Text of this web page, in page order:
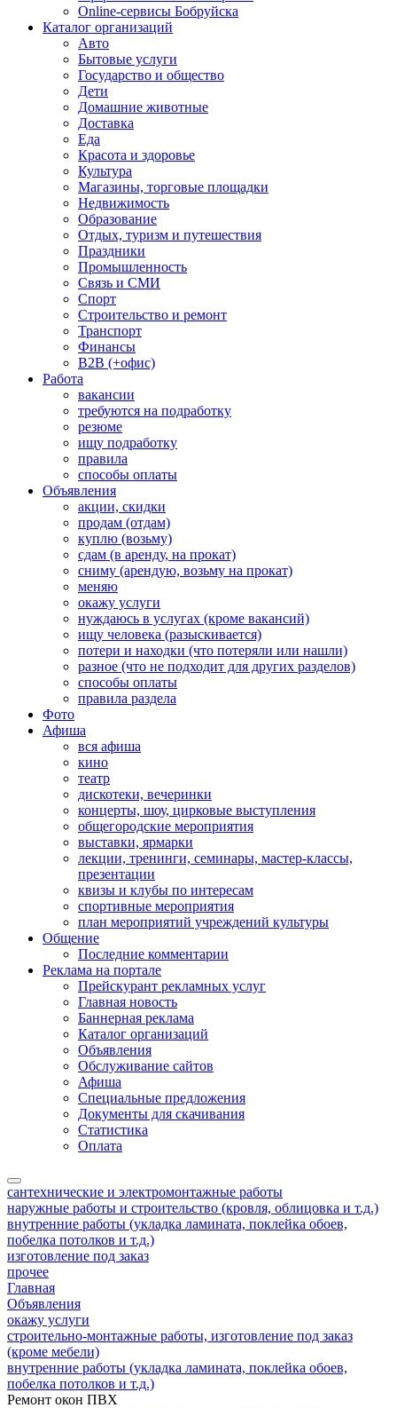
Online-сервисы Бобруйска
Каталог организаций
Авто
Бытовые услуги
Государство и общество
Дети
Домашние животные
Доставка
Еда
Красота и здоровье
Культура
Магазины, торговые площадки
Недвижимость
Образование
Отдых, туризм и путешествия
Праздники
Промышленность
Связь и СМИ
Спорт
Строительство и ремонт
Транспорт
Финансы
B2B (+офис)
Работа
вакансии
требуются на подработку
резюме
ищу подработку
правила
способы оплаты
Объявления
акции, скидки
продам (отдам)
куплю (возьму)
сдам (в аренду, на прокат)
сниму (арендую, возьму на прокат)
меняю
окажу услуги
нуждаюсь в услугах (кроме вакансий)
ищу человека (разыскивается)
потери и находки (что потеряли или нашли)
разное (что не подходит для других разделов)
способы оплаты
правила раздела
Фото
Афиша
вся афиша
кино
театр
дискотеки, вечеринки
концерты, шоу, цирковые выступления
общегородские мероприятия
выставки, ярмарки
лекции, тренинги, семинары, мастер-классы,
презентации
квизы и клубы по интересам
спортивные мероприятия
план мероприятий учреждений культуры
Общение
Последние комментарии
Реклама на портале
Прейскурант рекламных услуг
Главная новость
Баннерная реклама
Каталог организаций
Объявления
Обслуживание сайтов
Афиша
Специальные предложения
Документы для скачивания
Статистика
Оплата
сантехнические и электромонтажные работы
наружные работы и строительство (кровля, облицовка и т.д.)
внутренние работы (укладка ламината, поклейка обоев,
побелка потолков и т.д.)
изготовление под заказ
прочее
Главная
Объявления
окажу услуги
строительно-монтажные работы, изготовление под заказ
(кроме мебели)
внутренние работы (укладка ламината, поклейка обоев,
побелка потолков и т.д.)
Ремонт окон ПВХ